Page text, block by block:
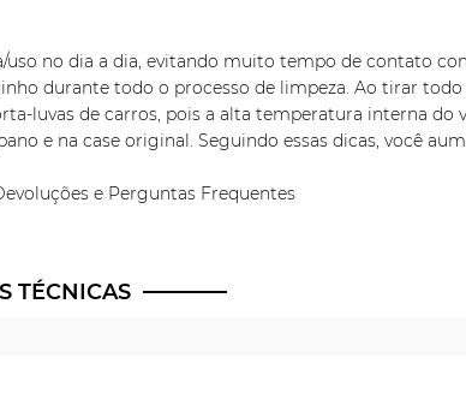
no dia a dia, evitando muito tempo de contato
durante todo o processo de limpeza. Ao tirar todo
luvas de carros, pois a alta temperatura interna do
e na case original. Seguindo essas dicas, você
e Perguntas Frequentes
TÉCNICAS